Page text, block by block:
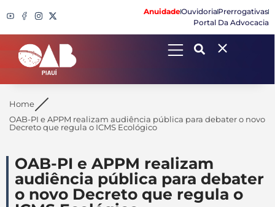
AnuidadeOuvidoriaPrerrogativas
Portal Da Advocacia
Search
Home
OAB-PI e APPM realizam audiência pública para debater o novo
Decreto que regula o ICMS Ecológico
OAB-PI e APPM realizam
audiência pública para debater
o novo Decreto que regula o